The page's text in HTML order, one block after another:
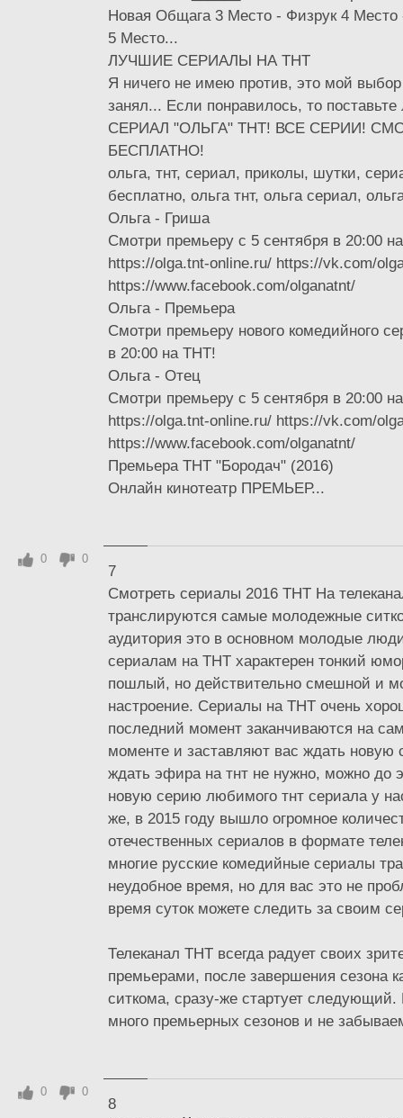
Новая Общага 3 Место - Физрук 4
5 Место...
ЛУЧШИЕ СЕРИАЛЫ НА ТНТ
Я ничего не имею против, это мой выбор
занял... Если понравилось, то
СЕРИАЛ "ОЛЬГА" ТНТ! ВСЕ СЕРИИ!
БЕСПЛАТНО!
ольга, тнт, сериал, приколы, шутки,
бесплатно, ольга тнт, ольга сериал,
Ольга - Гриша
Смотри премьеру с 5 сентября в 20:00
https://olga.tnt-online.ru/ https://vk.com/
https://www.facebook.com/olganatnt/
Ольга - Премьера
Смотри премьеру нового комедийного
в 20:00 на ТНТ!
Ольга - Отец
Смотри премьеру с 5 сентября в 20:00
https://olga.tnt-online.ru/ https://vk.com/
https://www.facebook.com/olganatnt/
Премьера ТНТ "Бородач" (2016)
Онлайн кинотеатр ПРЕМЬЕР...
7
Смотреть сериалы 2016 ТНТ На
транслируются самые молодежные
аудитория это в основном молодые
сериалам на ТНТ характерен тонкий
пошлый, но действительно смешной и
настроение. Сериалы на ТНТ очень
последний момент заканчиваются на
моменте и заставляют вас ждать новую
ждать эфира на тнт не нужно, можно до
новую серию любимого тнт сериала у
же, в 2015 году вышло огромное
отечественных сериалов в формате
многие русские комедийные сериалы
неудобное время, но для вас это не
время суток можете следить за своим
Телеканал ТНТ всегда радует своих
премьерами, после завершения сезона
ситкома, сразу-же стартует
много премьерных сезонов и не
0 0
8
0 0